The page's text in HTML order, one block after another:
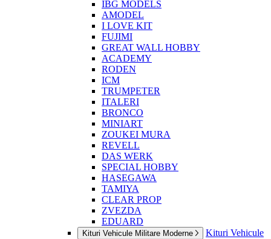
IBG MODELS
AMODEL
I LOVE KIT
FUJIMI
GREAT WALL HOBBY
ACADEMY
RODEN
ICM
TRUMPETER
ITALERI
BRONCO
MINIART
ZOUKEI MURA
REVELL
DAS WERK
SPECIAL HOBBY
HASEGAWA
TAMIYA
CLEAR PROP
ZVEZDA
EDUARD
Kituri Vehicule Militare Moderne
Kituri Vehicule